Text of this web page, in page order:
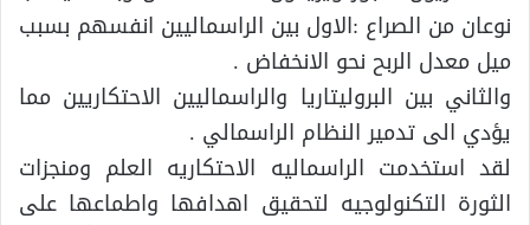
نوعان من الصراع :الاول بين الراسماليين انفسهم بسبب
ميل معدل الربح نحو الانخفاض .
والثاني بين البروليتاريا والراسماليين الاحتكاريين مما
يؤدي الى تدمير النظام الراسمالي .
لقد استخدمت الراسماليه الاحتكاريه العلم ومنجزات
الثورة التكنولوجيه لتحقيق اهدافها واطماعها على